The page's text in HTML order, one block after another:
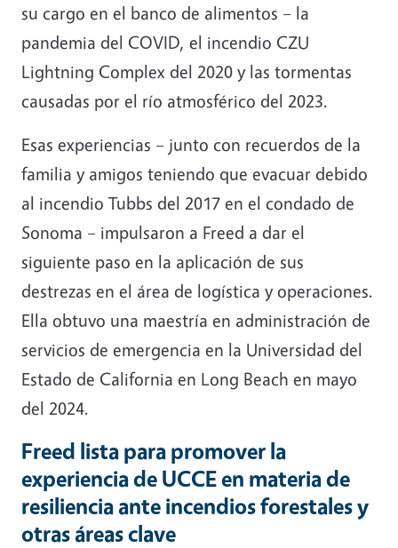
su cargo en el banco de alimentos – la
pandemia del COVID, el incendio CZU
Lightning Complex del 2020 y las tormentas
causadas por el río atmosférico del 2023.
Esas experiencias – junto con recuerdos de la
familia y amigos teniendo que evacuar debido
al incendio Tubbs del 2017 en el condado de
Sonoma – impulsaron a Freed a dar el
siguiente paso en la aplicación de sus
destrezas en el área de logística y operaciones.
Ella obtuvo una maestría en administración de
servicios de emergencia en la Universidad del
Estado de California en Long Beach en mayo
del 2024.
Freed lista para promover la
experiencia de UCCE en materia de
resiliencia ante incendios forestales y
otras áreas clave